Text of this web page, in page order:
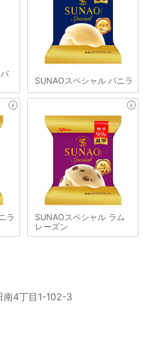
SUNAOスペシャル バニラ
ラ
SUNAOスペシャル ラム
レーズン
南4丁目1-102-3